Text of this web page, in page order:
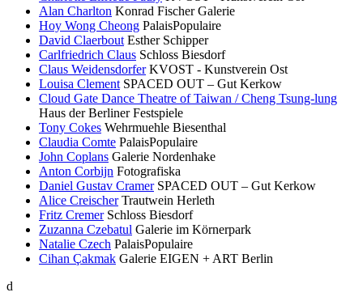
Alan Charlton Konrad Fischer Galerie
Hoy Wong Cheong PalaisPopulaire
David Claerbout Esther Schipper
Carlfriedrich Claus Schloss Biesdorf
Claus Weidensdorfer KVOST - Kunstverein Ost
Louisa Clement SPACED OUT – Gut Kerkow
Cloud Gate Dance Theatre of Taiwan / Cheng Tsung-lung
Haus der Berliner Festspiele
Tony Cokes Wehrmuehle Biesenthal
Claudia Comte PalaisPopulaire
John Coplans Galerie Nordenhake
Anton Corbijn Fotografiska
Daniel Gustav Cramer SPACED OUT – Gut Kerkow
Alice Creischer Trautwein Herleth
Fritz Cremer Schloss Biesdorf
Zuzanna Czebatul Galerie im Körnerpark
Natalie Czech PalaisPopulaire
Cihan Çakmak Galerie EIGEN + ART Berlin
d